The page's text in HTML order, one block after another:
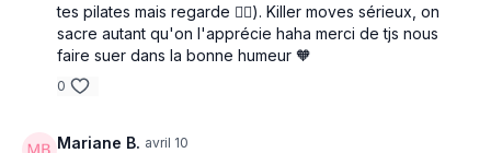
tes pilates mais regarde 💁‍♀️). Killer moves sérieux, on
sacre autant qu'on l'apprécie haha merci de tjs nous
faire suer dans la bonne humeur 🧡
0
Mariane B. avril 10